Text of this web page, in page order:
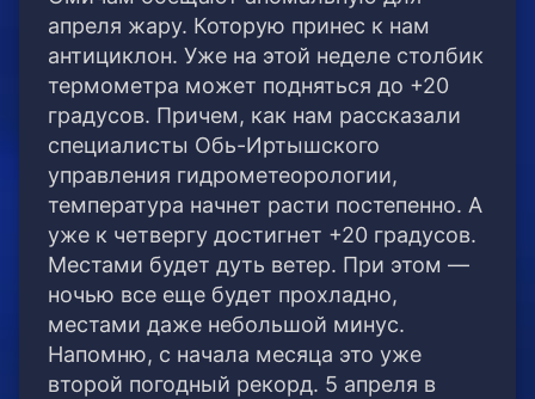
апреля жару. Которую принес к нам
антициклон. Уже на этой неделе столбик
термометра может подняться до +20
градусов. Причем, как нам рассказали
специалисты Обь-Иртышского
управления гидрометеорологии,
температура начнет расти постепенно. А
уже к четвергу достигнет +20 градусов.
Местами будет дуть ветер. При этом —
ночью все еще будет прохладно,
местами даже небольшой минус.
Напомню, с начала месяца это уже
второй погодный рекорд. 5 апреля в